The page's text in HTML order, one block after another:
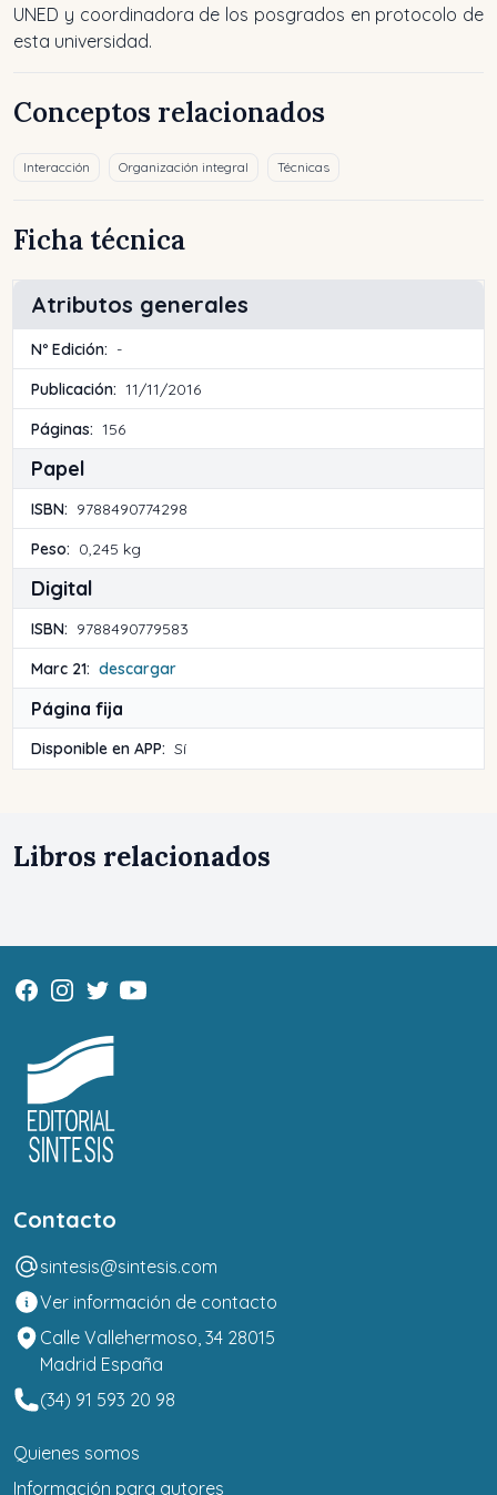
UNED y coordinadora de los posgrados en protocolo de
esta universidad.
Conceptos relacionados
Interacción Organización integral Técnicas
Ficha técnica
Atributos generales
Nº Edición: -
Publicación: 11/11/2016
Páginas: 156
Papel
ISBN: 9788490774298
Peso: 0,245 kg
Digital
ISBN: 9788490779583
Marc 21: descargar
Página fija
Disponible en APP: Sí
Libros relacionados
Contacto
sintesis@sintesis.com
Ver información de contacto
Calle Vallehermoso, 34 28015
Madrid España
(34) 91 593 20 98
Quienes somos
Información para autores